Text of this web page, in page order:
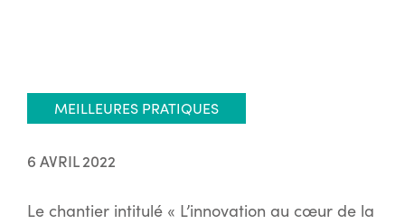
MEILLEURES PRATIQUES
6 AVRIL 2022
Le chantier intitulé « L’innovation au cœur de la